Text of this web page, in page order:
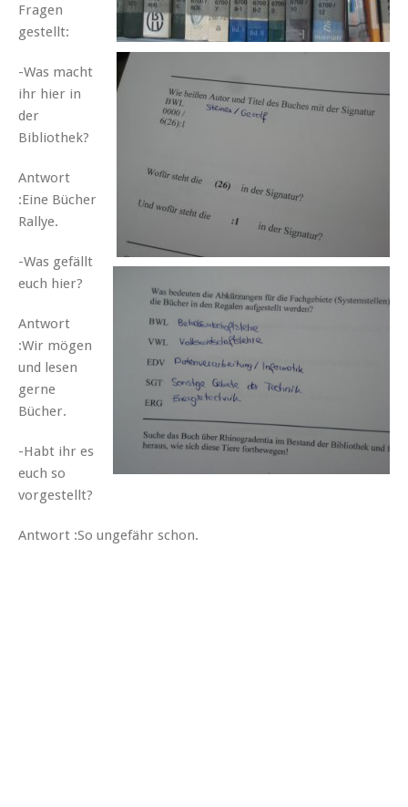
Fragen
gestellt:
-Was macht
ihr hier in
der
Bibliothek?
Antwort
:Eine Bücher
Rallye.
-Was gefällt
euch hier?
Antwort
:Wir mögen
und lesen
gerne
Bücher.
-Habt ihr es
euch so
vorgestellt?
Antwort :So ungefähr schon.